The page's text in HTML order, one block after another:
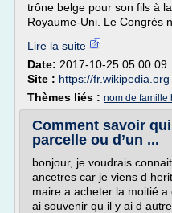
trône belge pour son fils à
Royaume-Uni. Le Congrès
Lire la suite
Date: 2017-10-25 05:00:09
Site : https://fr.wikipedia.org
Thèmes liés : nom de famille
Comment savoir
parcelle ou d’un ...
bonjour, je voudrais
ancetres car je viens d
maire a acheter la moitié
ai souvenir qu il y ai d